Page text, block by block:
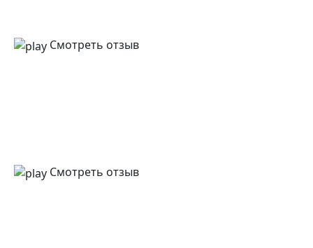
Смотреть отзыв
Смотреть отзыв